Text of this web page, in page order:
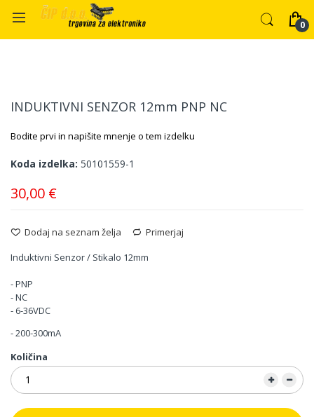
konec
slik
začetek
slik
INDUKTIVNI SENZOR 12mm PNP NC
Bodite prvi in napišite mnenje o tem izdelku
Koda izdelka 50101559-1
30,00 €
Dodaj na seznam želja
Primerjaj
Induktivni Senzor / Stikalo 12mm
- PNP
- NC
- 6-36VDC
- 200-300mA
Količina